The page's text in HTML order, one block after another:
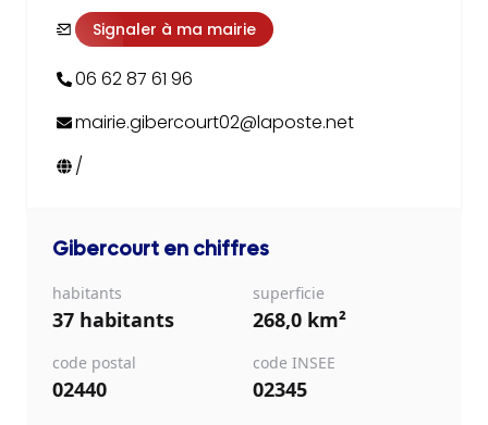
Signaler à ma mairie
06 62 87 61 96
mairie.gibercourt02@laposte.net
/
Gibercourt en chiffres
habitants
37 habitants
superficie
268,0 km²
code postal
02440
code INSEE
02345